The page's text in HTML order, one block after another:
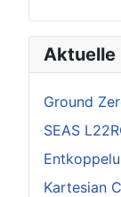
Aktuelle
Ground
SEAS
Kartesian